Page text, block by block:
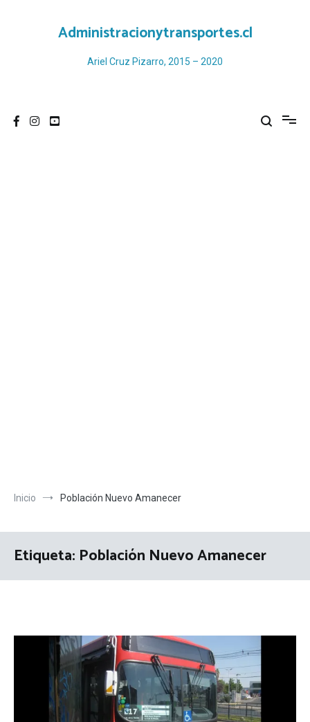
Administracionytransportes.cl
Ariel Cruz Pizarro, 2015 – 2020
Inicio Población Nuevo Amanecer
Etiqueta: Población Nuevo Amanecer